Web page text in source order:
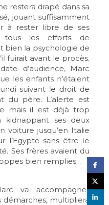
restera drapé dans sa
jouant suffisamment
à rester libre de ses
tous les efforts de
bien la psychologie de
fuirait avant le procès.
d’audience, Marc
les enfants n’étaient
suivant le droit de
du père. L’alerte est
mais il est déjà trop
ses deux
voiture jusqu’en Italie
l’Egypte sans être le
Ses frères avaient du
bien remplies…
va accompagner
multipliera